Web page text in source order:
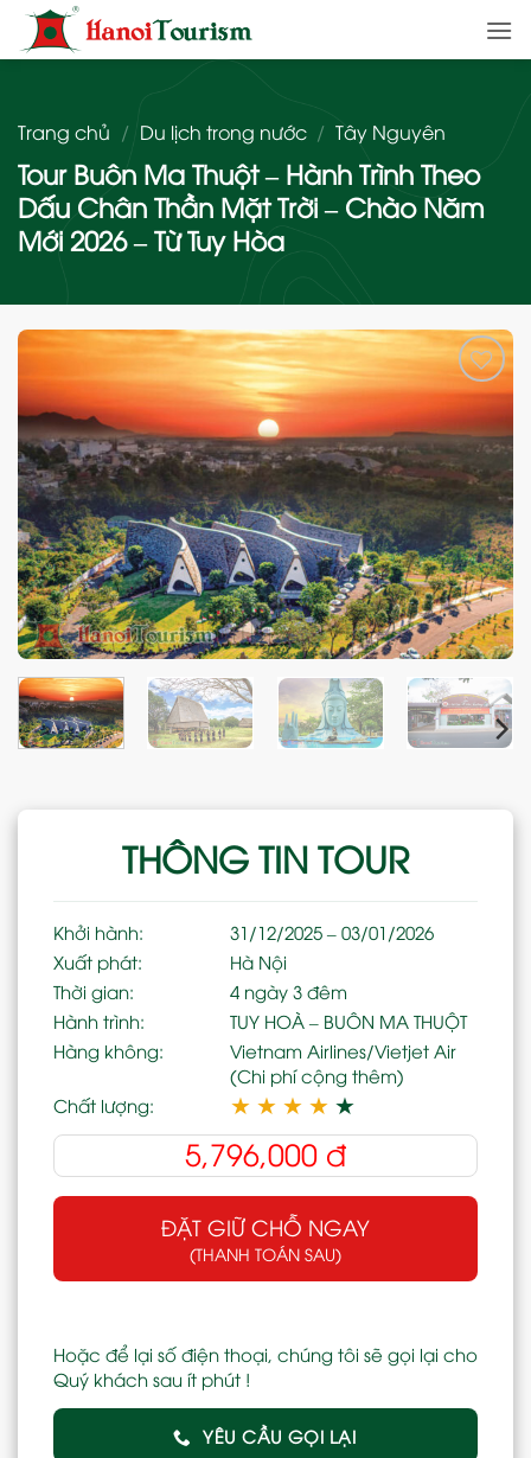
qua
nội
Trang chủ / Du lịch trong nước / Tây Nguyên
Tour Buôn Ma Thuột – Hành Trình Theo
Dấu Chân Thần Mặt Trời – Chào Năm
Mới 2026 – Từ Tuy Hòa
Add
to
wishlist
THÔNG TIN TOUR
Khởi hành:
31/12/2025 – 03/01/2026
Xuất phát:
Hà Nội
Thời gian:
4 ngày 3 đêm
Hành trình:
TUY HOÀ – BUÔN MA THUỘT
Hàng không:
Vietnam Airlines/Vietjet Air
(Chi phí cộng thêm)
Chất lượng:
★ ★ ★ ★ ★
5,796,000 đ
ĐẶT GIỮ CHỖ NGAY
(THANH TOÁN SAU)
Hoặc để lại số điện thoại, chúng tôi sẽ gọi lại cho
Quý khách sau ít phút !
YÊU CẦU GỌI LẠI